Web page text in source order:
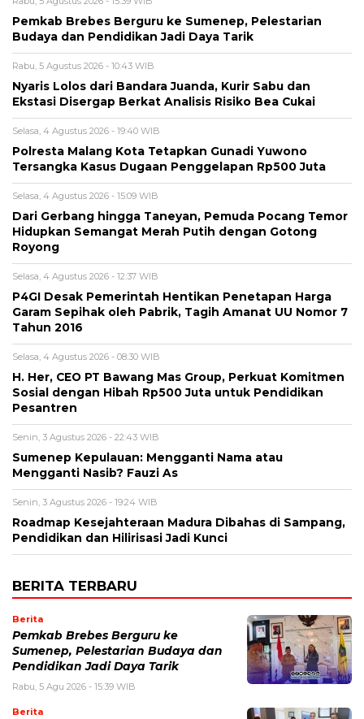
Pemkab Brebes Berguru ke Sumenep, Pelestarian
Budaya dan Pendidikan Jadi Daya Tarik
Rabu, 5 Agustus 2026 - 10:43 WIB
Nyaris Lolos dari Bandara Juanda, Kurir Sabu dan
Ekstasi Disergap Berkat Analisis Risiko Bea Cukai
Selasa, 4 Agustus 2026 - 19:40 WIB
Polresta Malang Kota Tetapkan Gunadi Yuwono
Tersangka Kasus Dugaan Penggelapan Rp500 Juta
Selasa, 4 Agustus 2026 - 15:09 WIB
Dari Gerbang hingga Taneyan, Pemuda Pocang Temor
Hidupkan Semangat Merah Putih dengan Gotong
Royong
Selasa, 4 Agustus 2026 - 12:37 WIB
P4GI Desak Pemerintah Hentikan Penetapan Harga
Garam Sepihak oleh Pabrik, Tagih Amanat UU Nomor 7
Tahun 2016
Selasa, 4 Agustus 2026 - 08:30 WIB
H. Her, CEO PT Bawang Mas Group, Perkuat Komitmen
Sosial dengan Hibah Rp500 Juta untuk Pendidikan
Pesantren
Senin, 3 Agustus 2026 - 22:43 WIB
Sumenep Kepulauan: Mengganti Nama atau
Mengganti Nasib? Fauzi As
Senin, 3 Agustus 2026 - 19:24 WIB
Roadmap Kesejahteraan Madura Dibahas di Sampang,
Pendidikan dan Hilirisasi Jadi Kunci
BERITA TERBARU
Berita
Pemkab Brebes Berguru ke
Sumenep, Pelestarian Budaya dan
Pendidikan Jadi Daya Tarik
Rabu, 5 Agu 2026 - 15:39 WIB
Berita